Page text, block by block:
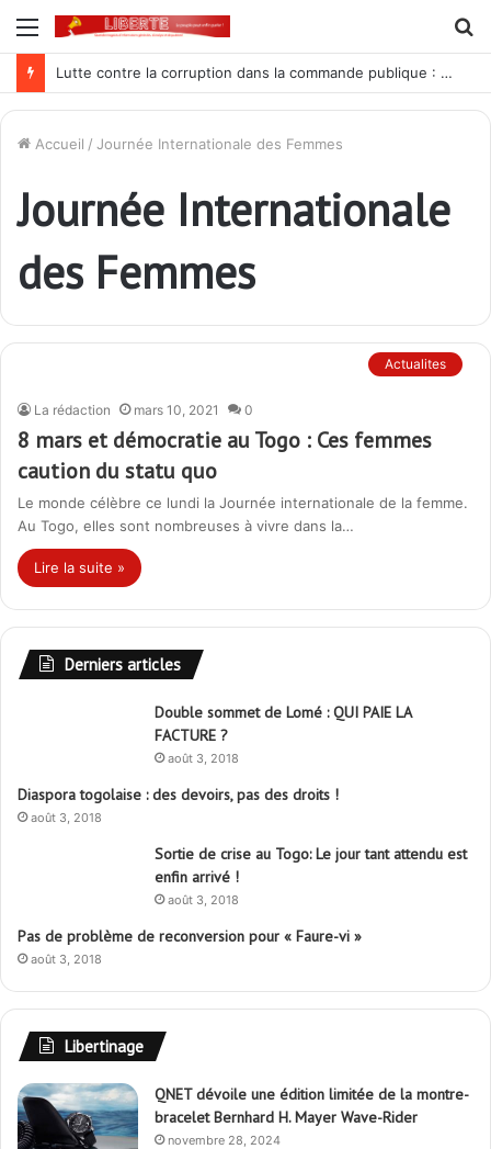
Menu
Lutte contre la corruption dans la commande publique : Qu’est-ce qui explique le silence du parquet général sur les dossiers de l’ARCOP?
Accueil / Journée Internationale des Femmes
Journée Internationale
des Femmes
Actualites
La rédaction mars 10, 2021 0
8 mars et démocratie au Togo : Ces femmes
caution du statu quo
Le monde célèbre ce lundi la Journée internationale de la femme.
Au Togo, elles sont nombreuses à vivre dans la…
Lire la suite »
Derniers articles
Double sommet de Lomé : QUI PAIE LA
FACTURE ?
août 3, 2018
Diaspora togolaise : des devoirs, pas des droits !
août 3, 2018
Sortie de crise au Togo: Le jour tant attendu est
enfin arrivé !
août 3, 2018
Pas de problème de reconversion pour « Faure-vi »
août 3, 2018
Libertinage
QNET dévoile une édition limitée de la montre-
bracelet Bernhard H. Mayer Wave-Rider
novembre 28, 2024